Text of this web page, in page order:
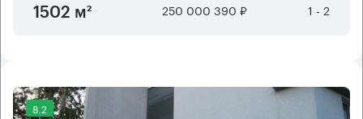
1502 м² 250 000 390 ₽ 1 - 2
8.2